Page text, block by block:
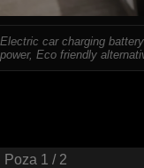
Electric car charging
power, Eco friendly
Poza 1 / 2